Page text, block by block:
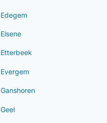
Edegem
Elsene
Etterbeek
Evergem
Ganshoren
Geel